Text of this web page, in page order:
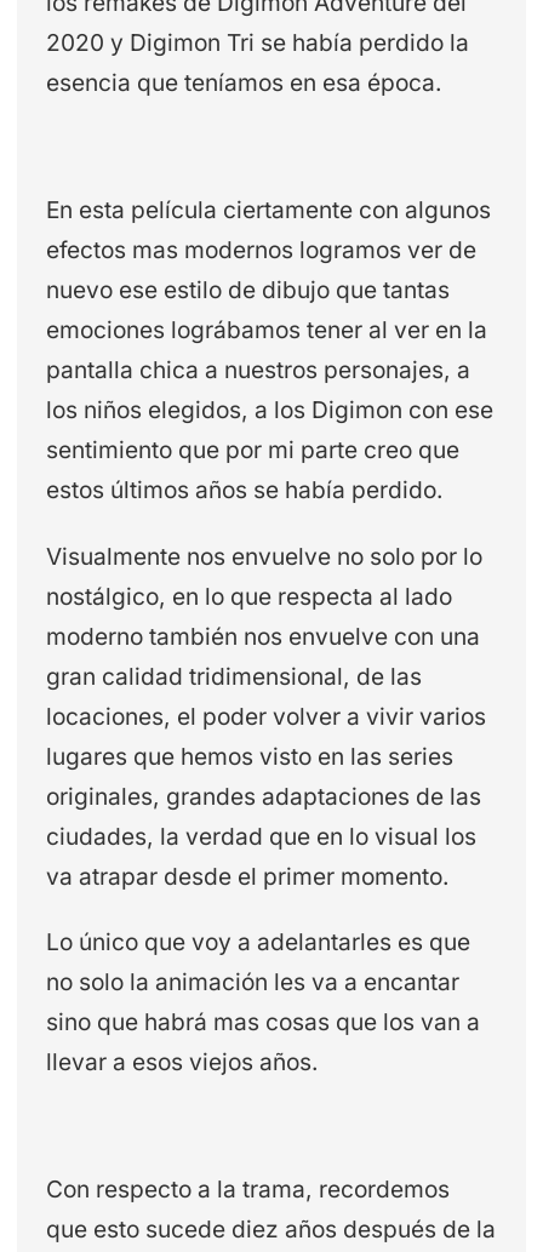
2020 y Digimon Tri se había perdido la
esencia que teníamos en esa época.
En esta película ciertamente con algunos
efectos mas modernos logramos ver de
nuevo ese estilo de dibujo que tantas
emociones lográbamos tener al ver en la
pantalla chica a nuestros personajes, a
los niños elegidos, a los Digimon con ese
sentimiento que por mi parte creo que
estos últimos años se había perdido.
Visualmente nos envuelve no solo por lo
nostálgico, en lo que respecta al lado
moderno también nos envuelve con una
gran calidad tridimensional, de las
locaciones, el poder volver a vivir varios
lugares que hemos visto en las series
originales, grandes adaptaciones de las
ciudades, la verdad que en lo visual los
va atrapar desde el primer momento.
Lo único que voy a adelantarles es que
no solo la animación les va a encantar
sino que habrá mas cosas que los van a
llevar a esos viejos años.
Con respecto a la trama, recordemos
que esto sucede diez años después de la